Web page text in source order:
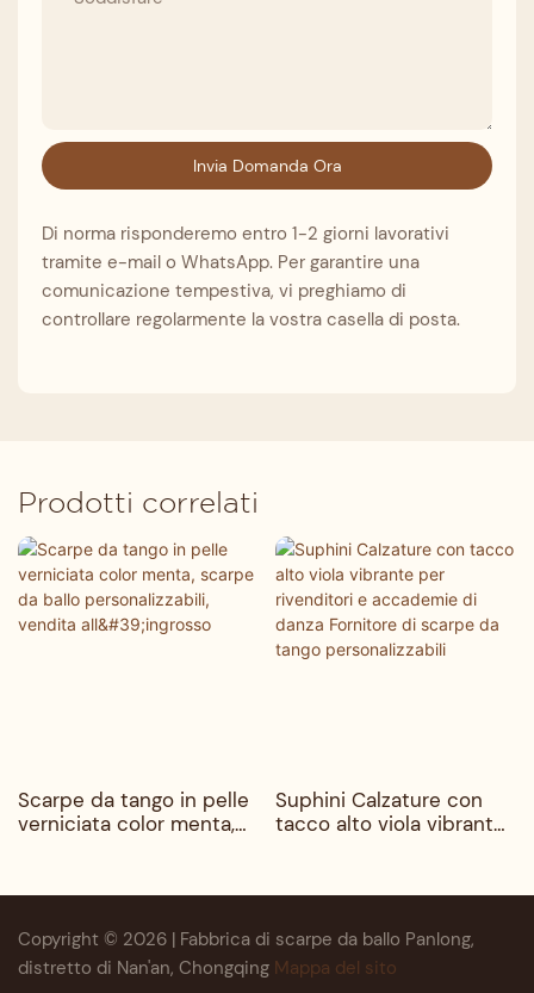
Invia Domanda Ora
Di norma risponderemo entro 1-2 giorni lavorativi
tramite e-mail o WhatsApp. Per garantire una
comunicazione tempestiva, vi preghiamo di
controllare regolarmente la vostra casella di posta.
Prodotti correlati
Scarpe da tango in pelle
verniciata color menta,
all'ingrosso
Suphini Calzature con
tacco alto viola vibrante
Fornitore di scarpe da
Copyright © 2026 | Fabbrica di scarpe da ballo Panlong,
distretto di Nan'an, Chongqing Mappa del sito